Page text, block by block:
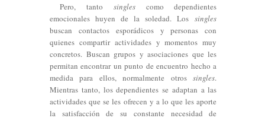
Pero, tantosingles como dependientes
emocionales huyen de la soledad. Lossingles
buscan contactos esporádicos y personas con
quienes compartir actividades y momentos muy
concretos. Buscan grupos y asociaciones que les
permitan encontrar un punto de encuentro hecho a
medida para ellos, normalmente otrossingles.
Mientras tanto, los dependientes se adaptan a las
actividades que se les ofrecen y a lo que les aporte
la satisfacción de su constante necesidad de